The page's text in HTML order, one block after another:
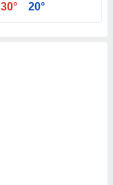
30° 20°